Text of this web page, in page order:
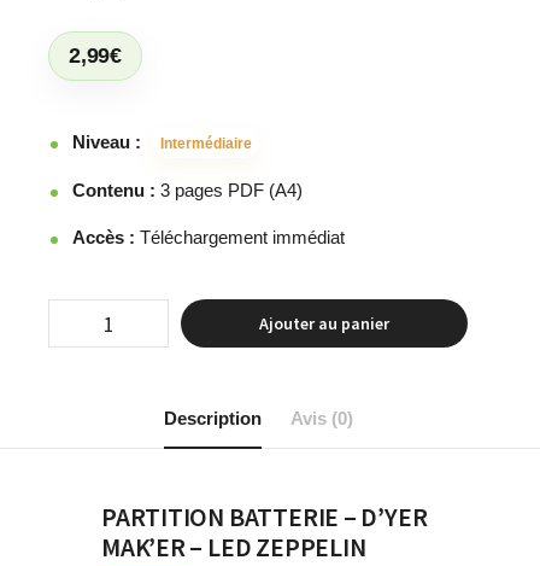
2,99€
Niveau : Intermédiaire
Contenu : 3 pages PDF (A4)
Accès : Téléchargement immédiat
Ajouter au panier
Description Avis (0)
PARTITION BATTERIE – D’YER
MAK’ER – LED ZEPPELIN